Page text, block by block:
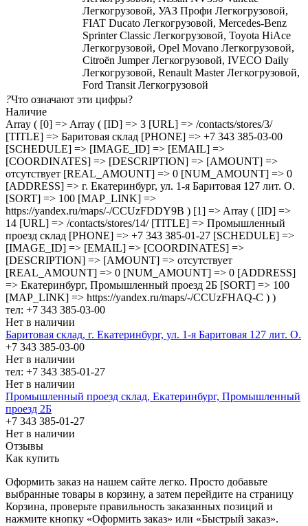
Легкогрузовой, УАЗ Профи Легкогрузовой,
FIAT Ducato Легкогрузовой, Mercedes-Benz
Sprinter Classic Легкогрузовой, Toyota HiAce
Легкогрузовой, Opel Movano Легкогрузовой,
Citroën Jumper Легкогрузовой, IVECO Daily
Легкогрузовой, Renault Master Легкогрузовой,
Ford Transit Легкогрузовой
?Что означают эти цифры?
Наличие
Array ( [0] => Array ( [ID] => 3 [URL] => /contacts/stores/3/
[TITLE] => Баритовая склад [PHONE] => +7 343 385-03-00
[SCHEDULE] => [IMAGE_ID] => [EMAIL] =>
[COORDINATES] => [DESCRIPTION] => [AMOUNT] =>
отсутствует [REAL_AMOUNT] => 0 [NUM_AMOUNT] => 0
[ADDRESS] => г. Екатеринбург, ул. 1-я Баритовая 127 лит. О.
[SORT] => 100 [MAP_LINK] =>
https://yandex.ru/maps/-/CCUzFDDY9B ) [1] => Array ( [ID] =>
14 [URL] => /contacts/stores/14/ [TITLE] => Промышленный
проезд cклад [PHONE] => +7 343 385-01-27 [SCHEDULE] =>
[IMAGE_ID] => [EMAIL] => [COORDINATES] =>
[DESCRIPTION] => [AMOUNT] => отсутствует
[REAL_AMOUNT] => 0 [NUM_AMOUNT] => 0 [ADDRESS]
=> Екатеринбург, Промышленный проезд 2Б [SORT] => 100
[MAP_LINK] => https://yandex.ru/maps/-/CCUzFHAQ-C ) )
тел: +7 343 385-03-00
Нет в наличии
Баритовая склад, г. Екатеринбург, ул. 1-я Баритовая 127 лит. О.
+7 343 385-03-00
Нет в наличии
тел: +7 343 385-01-27
Нет в наличии
Промышленный проезд cклад, Екатеринбург, Промышленный
проезд 2Б
+7 343 385-01-27
Нет в наличии
Отзывы
Как купить
Оформить заказ на нашем сайте легко. Просто добавьте
выбранные товары в корзину, а затем перейдите на страницу
Корзина, проверьте правильность заказанных позиций и
нажмите кнопку «Оформить заказ» или «Быстрый заказ».